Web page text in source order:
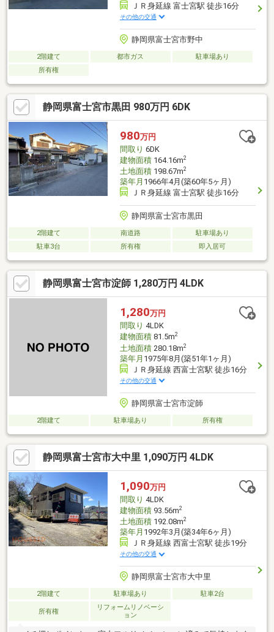
ＪＲ身延線 富士宮駅 徒歩16分
その他の交通
静岡県富士宮市野中
2階建て 都市ガス
駐車場あり
所有権
静岡県富士宮市黒田 980万円 6DK
980万円
間取り 6DK
建物面積164.16m2
土地面積198.67m2
築年月 1966年4月(築60年5ヶ月)
ＪＲ身延線 富士宮駅 徒歩16分
静岡県富士宮市黒田
2階建て 南道路
駐車場あり
駐車3台
所有権 即入居可
静岡県富士宮市淀師 1,280万円 4LDK
1,280万円
間取り 4LDK
建物面積81.5m2
土地面積280.18m2
築年月 1975年8月(築51年1ヶ月)
ＪＲ身延線 西富士宮駅 徒歩16分
その他の交通
静岡県富士宮市淀師
2階建て 駐車場あり 所有権
静岡県富士宮市大中里 1,090万円 4LDK
1,090万円
間取り 4LDK
建物面積93.56m2
土地面積192.08m2
築年月 1992年3月(築34年6ヶ月)
ＪＲ身延線 西富士宮駅 徒歩19分
その他の交通
静岡県富士宮市大中里
2階建て 駐車場あり 駐車2台
所有権
リフォームリノベーシ
ョン